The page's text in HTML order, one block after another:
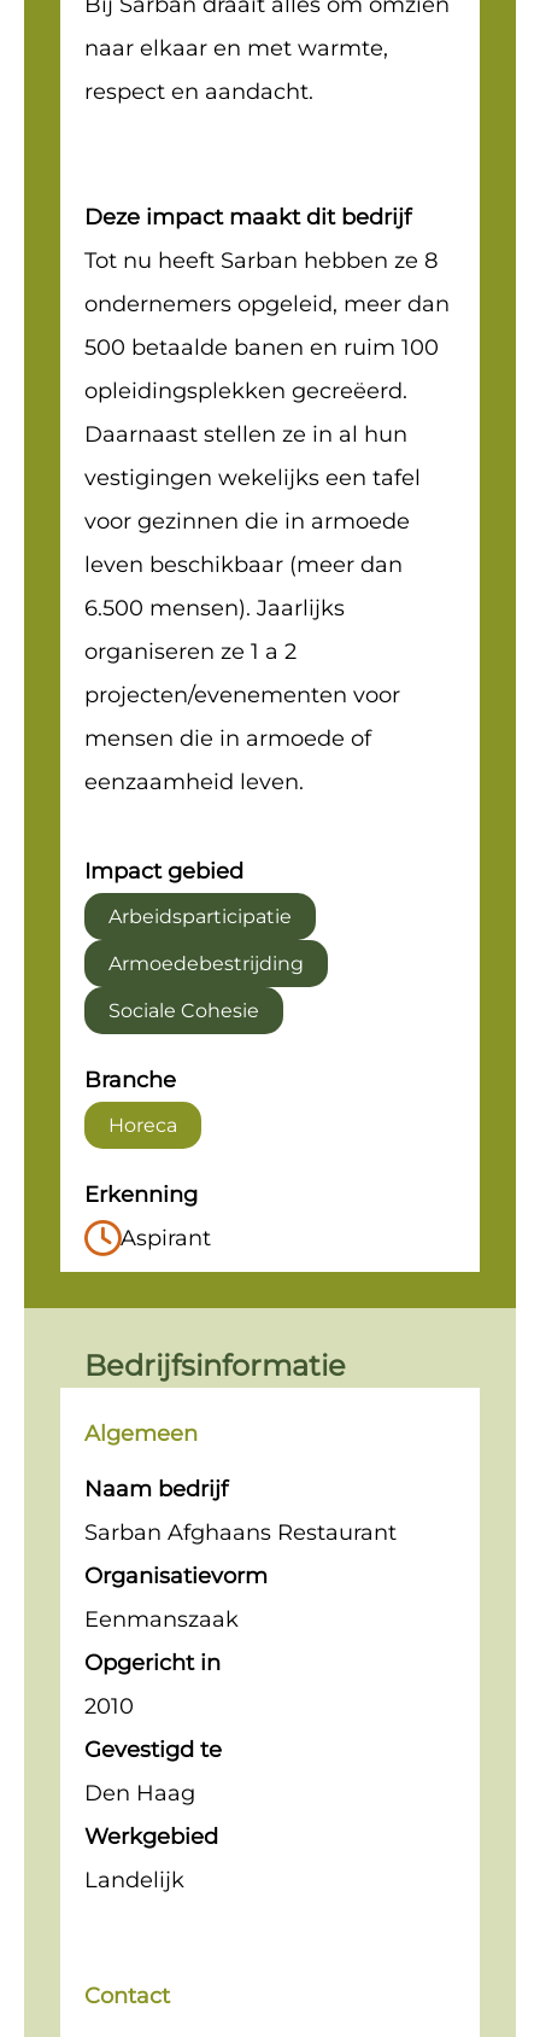
naar elkaar en met warmte,
respect en aandacht.
Deze impact maakt dit bedrijf
Tot nu heeft Sarban hebben ze 8
ondernemers opgeleid, meer dan
500 betaalde banen en ruim 100
opleidingsplekken gecreëerd.
Daarnaast stellen ze in al hun
vestigingen wekelijks een tafel
voor gezinnen die in armoede
leven beschikbaar (meer dan
6.500 mensen). Jaarlijks
organiseren ze 1 a 2
projecten/evenementen voor
mensen die in armoede of
eenzaamheid leven.
Impact gebied
Arbeidsparticipatie
Armoedebestrijding
Sociale Cohesie
Branche
Horeca
Erkenning
Aspirant
Bedrijfsinformatie
Algemeen
Naam bedrijf
Sarban Afghaans Restaurant
Organisatievorm
Eenmanszaak
Opgericht in
2010
Gevestigd te
Den Haag
Werkgebied
Landelijk
Contact